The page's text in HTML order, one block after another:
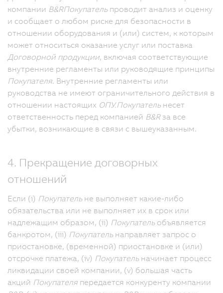
компании B&RПокупательпроводит анализ и оценку
и сообщает о любом риске для безопасности в
отношении оборудования и (или) систем, к которым
может относиться оказание услуг или поставка
Договорной продукции, включая соответствующие
внутренние регламенты или руководящие принципы
Покупателя. Внутренние регламенты или
руководства не имеют ограничительного действия в
отношении настоящих ОПУ.Покупательнесет
ответственность перед компанией B&Rза все
убытки, возникающие в связи с вышеуказанным.
4. Прекращение договорных
отношений
Если (i) Покупательне выполняет какие-либо
обязательства или не выполняет их в срок или
надлежащим образом, (ii) Покупательобъявляется
банкротом, (iii) Покупательнаправляет запрос о
приостановке, (временной) приостановке и (или)
отсрочке платежа, (iv) Покупательначинает процесс
ликвидации своей компании, (v) большая часть
акций Покупателя передается конкуренту компании